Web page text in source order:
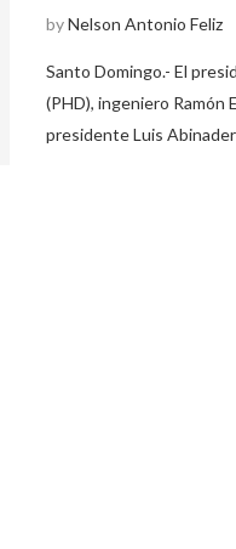
byNelson Antonio Feliz
Santo Domingo.- El
(PHD), ingeniero Ramón
presidente Luis